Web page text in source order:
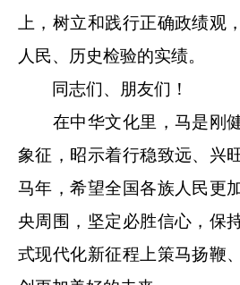
上，树立和践行正确政绩观
人民、历史检验的实绩。
同志们、朋友们！
在中华文化里，马是刚健
象征，昭示着行稳致远、兴
马年，希望全国各族人民更
央周围，坚定必胜信心，保
式现代化新征程上策马扬鞭